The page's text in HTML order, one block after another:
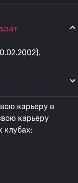
карьеру в
карьеру